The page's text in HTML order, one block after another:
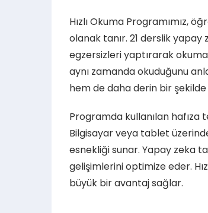
Hızlı Okuma Programımız,
olanak tanır. 21 derslik
egzersizleri yaptırarak okuma
aynı zamanda okuduğunu
hem de daha derin bir
Programda kullanılan hafıza
Bilgisayar veya tablet
esnekliği sunar. Yapay zeka
gelişimlerini optimize eder.
büyük bir avantaj sağlar.